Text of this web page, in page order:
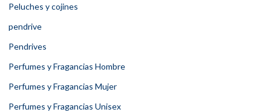
Peluches y cojines
pendrive
Pendrives
Perfumes y Fragancias Hombre
Perfumes y Fragancias Mujer
Perfumes y Fragancias Unisex